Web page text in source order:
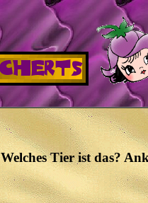
Welches Tier ist das?